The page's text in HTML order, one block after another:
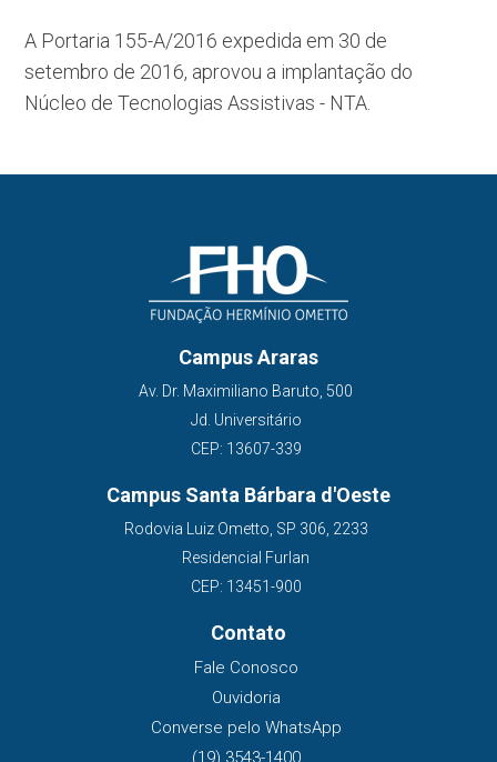
A Portaria 155-A/2016 expedida em 30 de
setembro de 2016, aprovou a implantação do
Núcleo de Tecnologias Assistivas - NTA.
Campus Araras
Av. Dr. Maximiliano Baruto, 500
Jd. Universitário
CEP: 13607-339
Campus Santa Bárbara d'Oeste
Rodovia Luiz Ometto, SP 306, 2233
Residencial Furlan
CEP: 13451-900
Contato
Fale Conosco
Ouvidoria
Converse pelo WhatsApp
(19) 3543-1400